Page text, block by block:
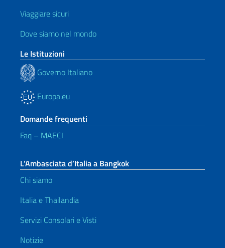
Viaggiare sicuri
Dove siamo nel mondo
Le Istituzioni
Governo Italiano
Europa.eu
Domande frequenti
Faq – MAECI
L’Ambasciata d’Italia a Bangkok
Chi siamo
Italia e Thailandia
Servizi Consolari e Visti
Notizie